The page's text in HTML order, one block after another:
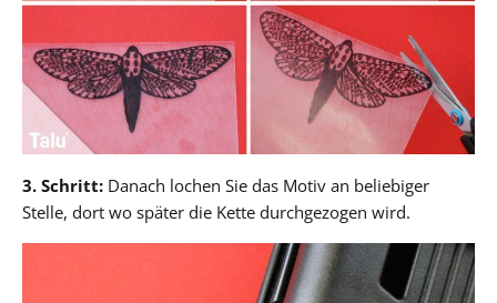
3. Schritt: Danach lochen Sie das Motiv an beliebiger
Stelle, dort wo später die Kette durchgezogen wird.